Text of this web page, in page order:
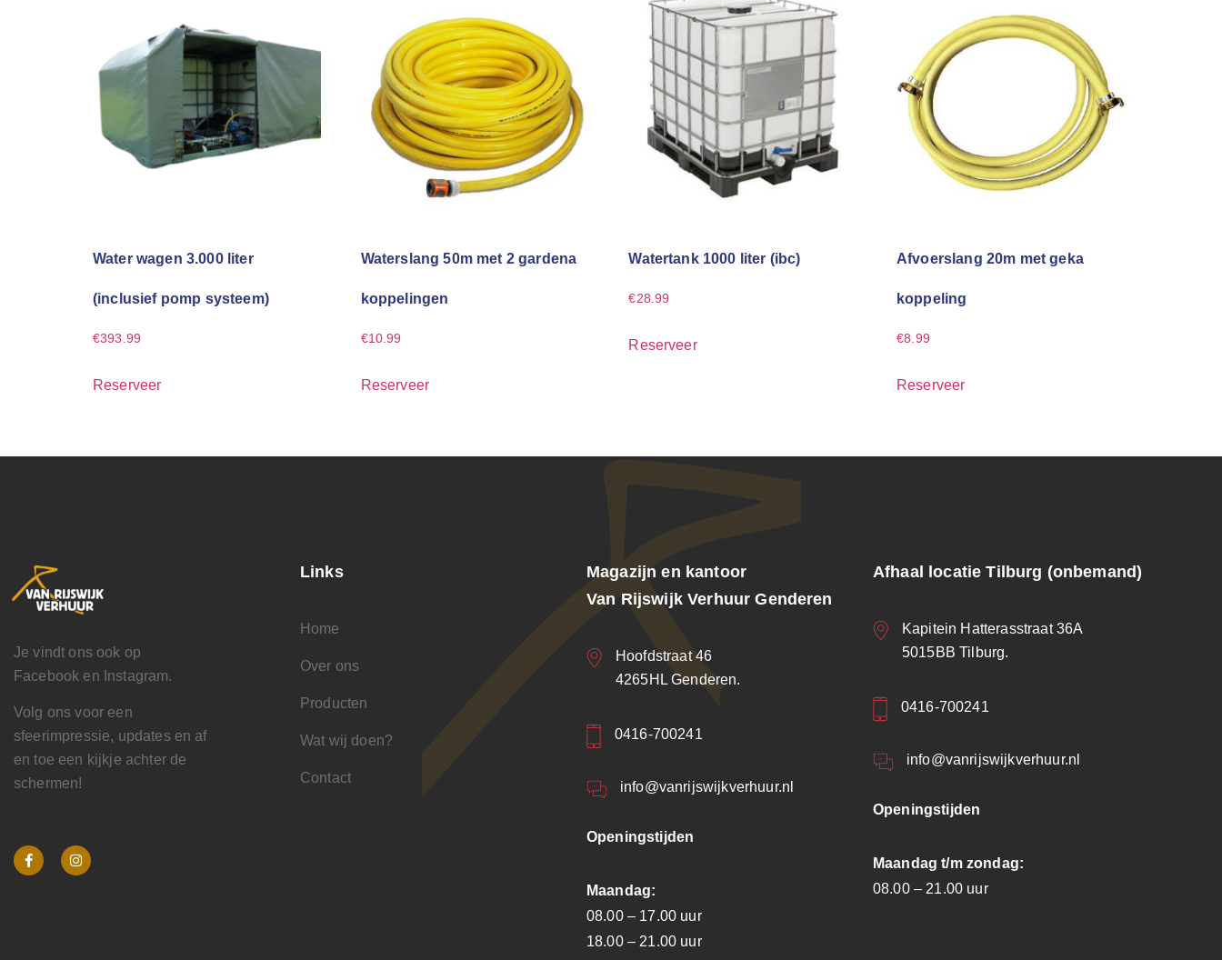
Water wagen 3.000 liter
(inclusief pomp systeem)
€393.99
Reserveer
Waterslang 50m met 2 gardena
koppelingen
€10.99
Reserveer
Watertank 1000 liter (ibc)
€28.99
Reserveer
Afvoerslang 20m met geka
koppeling
€8.99
Reserveer
Je vindt ons ook op
Facebook en Instagram.
Volg ons voor een
sfeerimpressie, updates en af
en toe een kijkje achter de
schermen!
Links
Home
Over ons
Producten
Wat wij doen?
Contact
Magazijn en kantoor
Van Rijswijk Verhuur Genderen
Hoofdstraat 46
4265HL Genderen.
0416-700241
info@vanrijswijkverhuur.nl
Openingstijden
Maandag:
08.00 – 17.00 uur
18.00 – 21.00 uur
Afhaal locatie Tilburg (onbemand)
Kapitein Hatterasstraat 36A
5015BB Tilburg.
0416-700241
info@vanrijswijkverhuur.nl
Openingstijden
Maandag t/m zondag:
08.00 – 21.00 uur